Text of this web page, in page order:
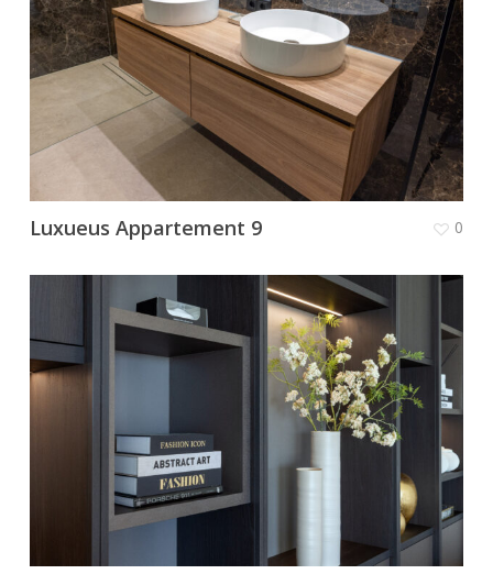
Luxueus Appartement 9 0